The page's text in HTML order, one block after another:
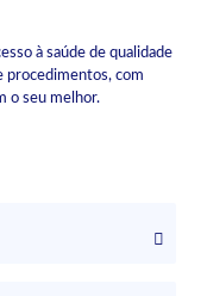
à saúde de qualidade
procedimentos, com
o seu melhor.